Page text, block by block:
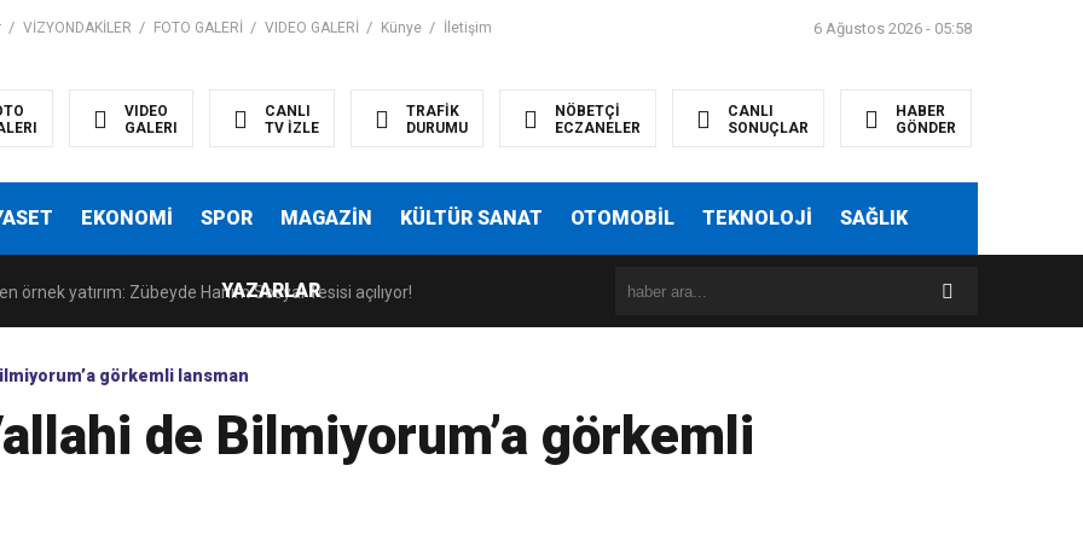
VİZYONDAKİLER FOTO GALERİ VIDEO GALERİ Künye İletişim 6 Ağustos 2026 - 05:58
VIDEO
GALERI
CANLI
TV İZLE
TRAFİK
DURUMU
NÖBETÇİ
ECZANELER
CANLI
SONUÇLAR
HABER
GÖNDER
EKONOMİ SPOR MAGAZİN KÜLTÜR SANAT OTOMOBİL TEKNOLOJİ SAĞLIK
YAZARLAR
Buluştu
rolü Kültürel Miras Söyleşileri’nde ele alındı
örnek yatırım: Zübeyde Hanım Sosyal Tesisi açılıyor!
güçleniyor
Buluştu
görkemli lansman
de Bilmiyorum’a görkemli